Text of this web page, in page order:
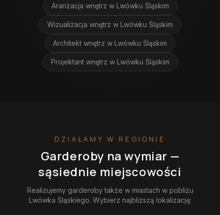
Aranżacja wnętrz w Lwówku Śląskim
Wizualizacja wnętrz w Lwówku Śląskim
Architekt wnętrz w Lwówku Śląskim
Projektant wnętrz w Lwówku Śląskim
DZIAŁAMY W REGIONIE
Garderoby na wymiar —
sąsiednie miejscowości
Realizujemy garderobytakże w miastach w pobliżu
Lwówka Śląskiego. Wybierz najbliższą lokalizację: